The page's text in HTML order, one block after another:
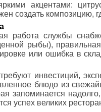
акцентами:
композицию,
службы
рыбы),
или ошибка в
инвестиций,
блюдо из
успех великих